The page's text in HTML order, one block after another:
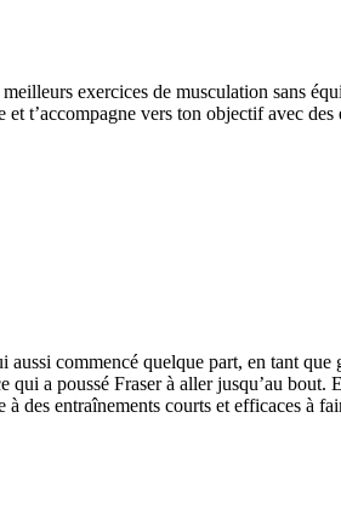
exercices de musculation sans
t’accompagne vers ton objectif avec
commencé quelque part, en tant
qui a poussé Fraser à aller jusqu’au
des entraînements courts et efficaces à